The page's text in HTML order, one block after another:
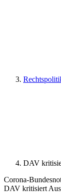
DAV
Corona-
DAV kritisiert